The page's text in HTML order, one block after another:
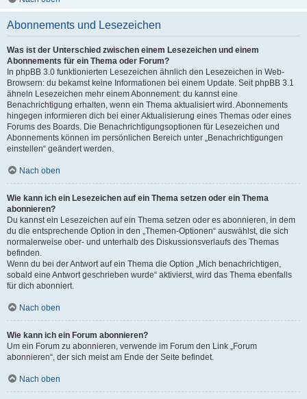
Abonnements und Lesezeichen
Was ist der Unterschied zwischen einem Lesezeichen und einem
Abonnements für ein Thema oder Forum?
In phpBB 3.0 funktionierten Lesezeichen ähnlich den Lesezeichen in Web-
Browsern: du bekamst keine Informationen bei einem Update. Seit phpBB 3.1
ähneln Lesezeichen mehr einem Abonnement: du kannst eine
Benachrichtigung erhalten, wenn ein Thema aktualisiert wird. Abonnements
hingegen informieren dich bei einer Aktualisierung eines Themas oder eines
Forums des Boards. Die Benachrichtigungsoptionen für Lesezeichen und
Abonnements können im persönlichen Bereich unter „Benachrichtigungen
einstellen“ geändert werden.
Nach oben
Wie kann ich ein Lesezeichen auf ein Thema setzen oder ein Thema
abonnieren?
Du kannst ein Lesezeichen auf ein Thema setzen oder es abonnieren, in dem
du die entsprechende Option in den „Themen-Optionen“ auswählst, die sich
normalerweise ober- und unterhalb des Diskussionsverlaufs des Themas
befinden.
Wenn du bei der Antwort auf ein Thema die Option „Mich benachrichtigen,
sobald eine Antwort geschrieben wurde“ aktivierst, wird das Thema ebenfalls
für dich abonniert.
Nach oben
Wie kann ich ein Forum abonnieren?
Um ein Forum zu abonnieren, verwende im Forum den Link „Forum
abonnieren“, der sich meist am Ende der Seite befindet.
Nach oben